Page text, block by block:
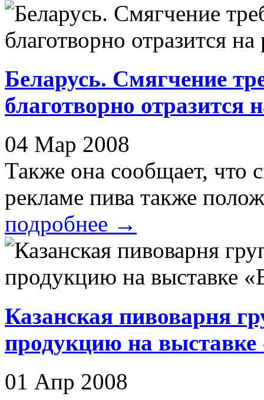
Беларусь. Смягчение
благотворно отразится
04 Мар 2008
Также она сообщает, что
рекламе пива также
подробнее →
Казанская пивоварня
продукцию на выставке
01 Апр 2008